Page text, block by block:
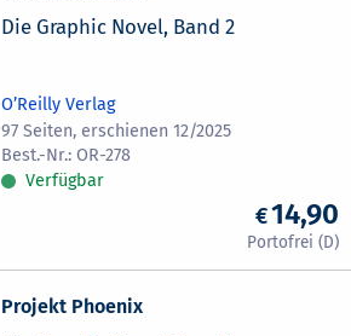
Die Graphic Novel, Band 2
O’Reilly Verlag
97 Seiten, erschienen 12/2025
OR-278
Verfügbar
14,90
Projekt Phoenix